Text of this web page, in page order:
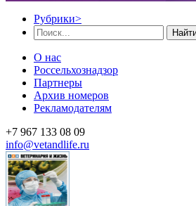
Рубрики>
О нас
Россельхознадзор
Партнеры
Архив номеров
Рекламодателям
+7 967 133 08 09
info@vetandlife.ru